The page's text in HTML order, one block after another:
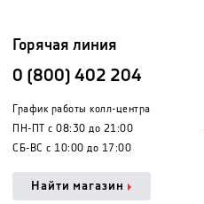
Горячая линия
0 (800) 402 204
График работы колл-центра
ПН-ПТ с 08:30 до 21:00
СБ-ВС с 10:00 до 17:00
Найти магазин